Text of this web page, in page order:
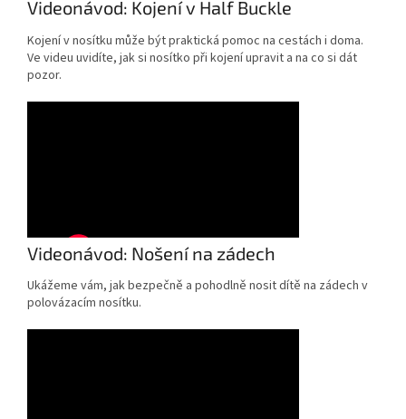
Videonávod: Kojení v Half Buckle
Kojení v nosítku může být praktická pomoc na cestách i doma.
Ve videu uvidíte, jak si nosítko při kojení upravit a na co si dát
pozor.
Videonávod: Nošení na zádech
Ukážeme vám, jak bezpečně a pohodlně nosit dítě na zádech v
polovázacím nosítku.